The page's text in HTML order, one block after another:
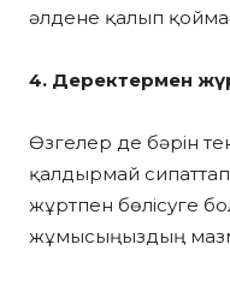
әлдене қалып
4. Деректермен
Өзгелер де бәрін
қалдырмай
жұртпен бөлісуге
жұмысыңыздың